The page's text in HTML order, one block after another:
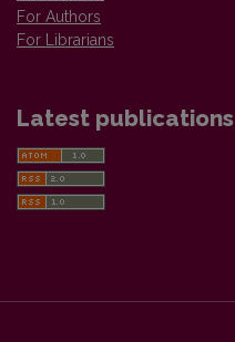
For Authors
For Librarians
Latest publications